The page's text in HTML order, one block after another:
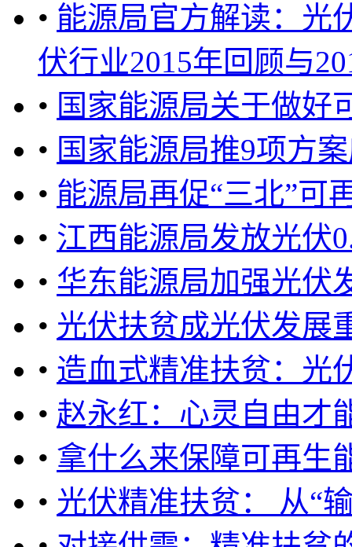
• 能源局官方解读：
伏行业2015年回顾与
• 国家能源局关于做好
• 国家能源局推9项方
• 能源局再促“三北”可
• 江西能源局发放光伏
• 华东能源局加强光伏
• 光伏扶贫成光伏发展
• 造血式精准扶贫：光
• 赵永红：心灵自由才
• 拿什么来保障可再生
• 光伏精准扶贫： 从“